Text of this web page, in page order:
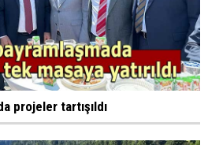
projeler tartışıldı